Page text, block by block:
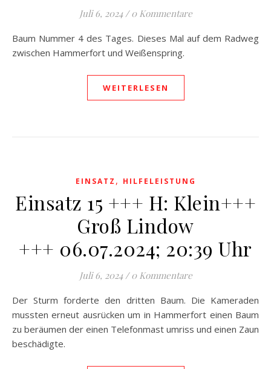
Juli 6, 2024 / 0 Kommentare
Baum Nummer 4 des Tages. Dieses Mal auf dem Radweg
zwischen Hammerfort und Weißenspring.
WEITERLESEN
EINSATZ , HILFELEISTUNG
Einsatz 15 +++ H: Klein+++
Groß Lindow
+++ 06.07.2024; 20:39 Uhr
Juli 6, 2024 / 0 Kommentare
Der Sturm forderte den dritten Baum. Die Kameraden
mussten erneut ausrücken um in Hammerfort einen Baum
zu beräumen der einen Telefonmast umriss und einen Zaun
beschädigte.